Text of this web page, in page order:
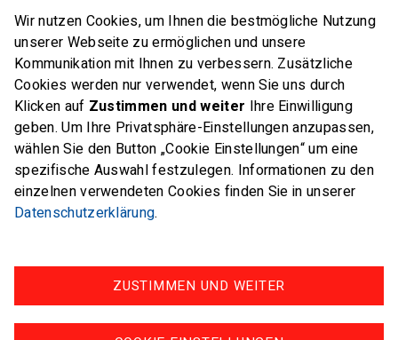
E-Mail office@swiss-sailing-
team.ch
FOLLOW US ON
Twitter FacebookInstagram
Wir nutzen Cookies, um Ihnen die bestmögliche Nutzung
unserer Webseite zu ermöglichen und unsere
Kommunikation mit Ihnen zu verbessern. Zusätzliche
Cookies werden nur verwendet, wenn Sie uns durch
Klicken auf Zustimmen und weiter Ihre Einwilligung
geben. Um Ihre Privatsphäre-Einstellungen anzupassen,
wählen Sie den Button „Cookie Einstellungen“ um eine
spezifische Auswahl festzulegen. Informationen zu den
einzelnen verwendeten Cookies finden Sie in unserer
Datenschutzerklärung.
ZUSTIMMEN UND WEITER